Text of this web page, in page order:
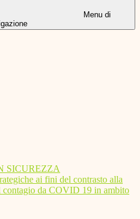
Menu di
SICUREZZA
ai fini del contrasto alla
contagio da COVID 19 in ambito